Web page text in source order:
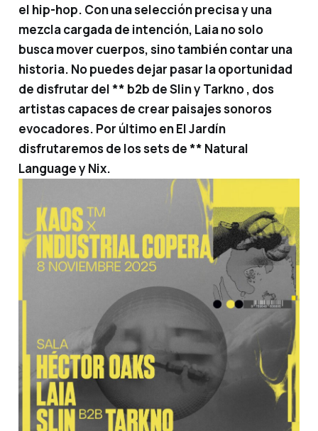
el hip-hop. Con una selección precisa y una
mezcla cargada de intención, Laia no solo
busca mover cuerpos, sino también contar una
historia. No puedes dejar pasar la oportunidad
de disfrutar del ** b2b de Slin y Tarkno, dos
artistas capaces de crear paisajes sonoros
evocadores. Por último en El Jardín
disfrutaremos de los sets de ** Natural
Language y Nix.